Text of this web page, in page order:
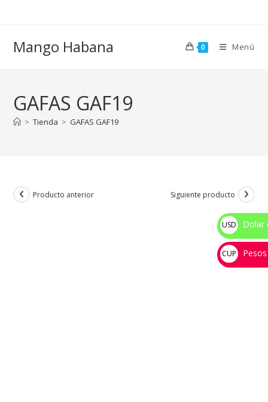
Mango Habana 0 Menú
GAFAS GAF19
> Tienda > GAFAS GAF19
Producto anterior Siguiente producto
USD
$
Dolar
CUP
💰
Pesos